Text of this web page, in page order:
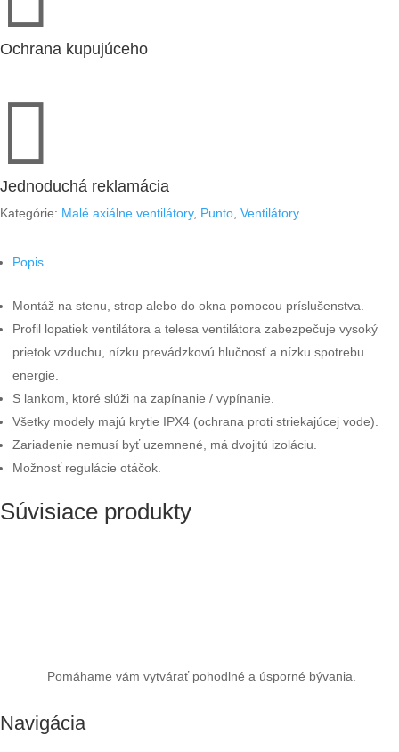
Ochrana kupujúceho

Jednoduchá reklamácia
Kategórie: Malé axiálne ventilátory, Punto Ventilátory
Popis
Montáž na stenu, strop alebo do okna pomocou príslušenstva.
Profil lopatiek ventilátora a telesa ventilátora zabezpečuje vysoký
prietok vzduchu, nízku prevádzkovú hlučnosť a nízku spotrebu
energie.
S lankom, ktoré slúži na zapínanie / vypínanie.
Všetky modely majú krytie IPX4 (ochrana proti striekajúcej vode).
Zariadenie nemusí byť uzemnené, má dvojitú izoláciu.
Možnosť regulácie otáčok.
Súvisiace produkty
Pomáhame vám vytvárať pohodlné a úsporné bývania.
Navigácia